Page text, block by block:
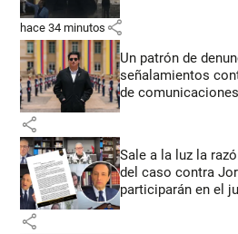
hace 34 minutos share
Un patrón de
señalamientos
de
share
Sale a la luz la
del caso contra
participarán en el
share